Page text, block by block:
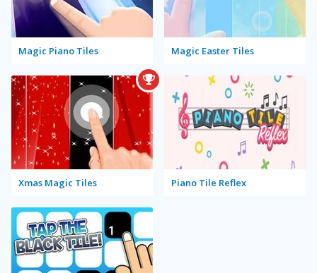
Magic Piano Tiles Magic Easter Tiles
Xmas Magic Tiles Piano Tile Reflex